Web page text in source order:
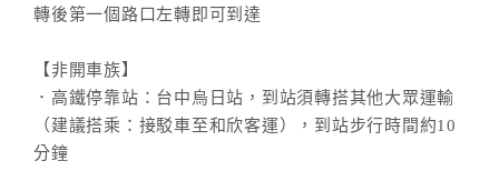
轉後第一個路口左轉即可到達
【非開車族】
．高鐵停靠站：台中烏日站，到站須轉搭其他大眾運輸
（建議搭乘：接駁車至和欣客運），到站步行時間約10
分鐘